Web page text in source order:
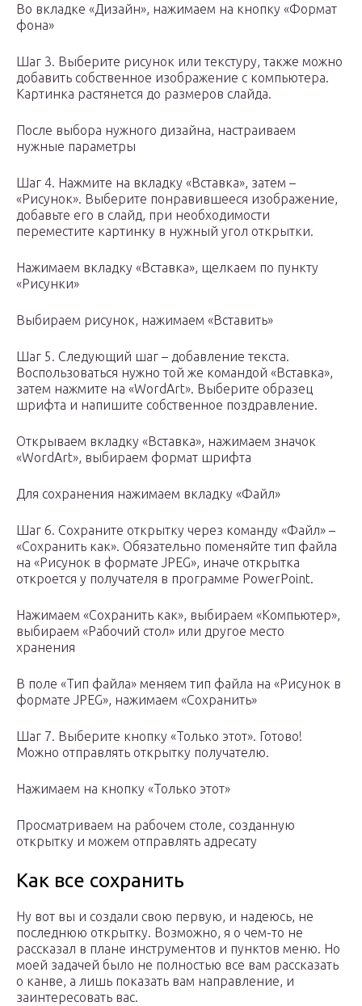
Во вкладке «Дизайн», нажимаем на кнопку «Формат
фона»
Шаг 3. Выберите рисунок или текстуру, также можно
добавить собственное изображение с компьютера.
Картинка растянется до размеров слайда.
После выбора нужного дизайна, настраиваем
нужные параметры
Шаг 4. Нажмите на вкладку «Вставка», затем –
«Рисунок». Выберите понравившееся изображение,
добавьте его в слайд, при необходимости
переместите картинку в нужный угол открытки.
Нажимаем вкладку «Вставка», щелкаем по пункту
«Рисунки»
Выбираем рисунок, нажимаем «Вставить»
Шаг 5. Следующий шаг – добавление текста.
Воспользоваться нужно той же командой «Вставка»,
затем нажмите на «WordArt». Выберите образец
шрифта и напишите собственное поздравление.
Открываем вкладку «Вставка», нажимаем значок
«WordArt», выбираем формат шрифта
Для сохранения нажимаем вкладку «Файл»
Шаг 6. Сохраните открытку через команду «Файл» –
«Сохранить как». Обязательно поменяйте тип файла
на «Рисунок в формате JPEG», иначе открытка
откроется у получателя в программе PowerPoint.
Нажимаем «Сохранить как», выбираем «Компьютер»,
выбираем «Рабочий стол» или другое место
хранения
В поле «Тип файла» меняем тип файла на «Рисунок в
формате JPEG», нажимаем «Сохранить»
Шаг 7. Выберите кнопку «Только этот». Готово!
Можно отправлять открытку получателю.
Нажимаем на кнопку «Только этот»
Просматриваем на рабочем столе, созданную
открытку и можем отправлять адресату
Как все сохранить
Ну вот вы и создали свою первую, и надеюсь, не
последнюю открытку. Возможно, я о чем-то не
рассказал в плане инструментов и пунктов меню. Но
моей задачей было не полностью все вам рассказать
о канве, а лишь показать вам направление, и
заинтересовать вас.